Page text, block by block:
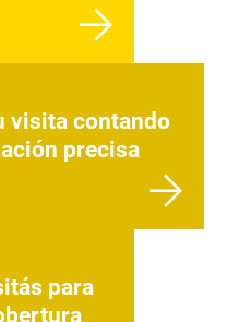
visita contando
precisa
para